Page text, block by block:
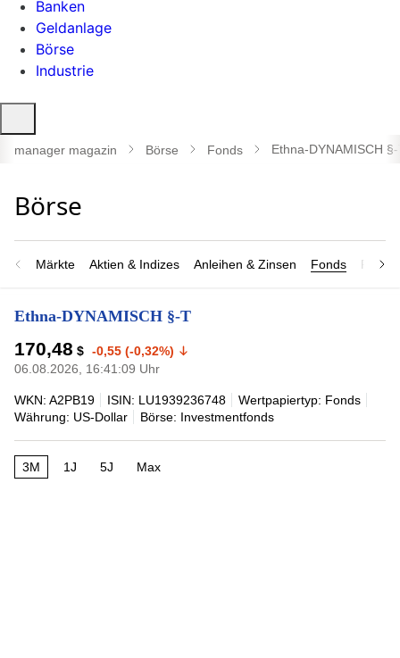
Banken
Geldanlage
Börse
Industrie
öffnen
manager magazin Börse Fonds Ethna-DYNAMISCH
Märkte Aktien & Indizes Anleihen & Zinsen Fonds
Ethna-DYNAMISCH §-T
170,48 $ -0,55 (-0,32%)
06.08.2026, 16:41:09 Uhr
WKN: A2PB19 ISIN: LU1939236748
Wertpapiertyp: Fonds
Währung: US-Dollar
Börse: Investmentfonds
3M 1J 5J Max